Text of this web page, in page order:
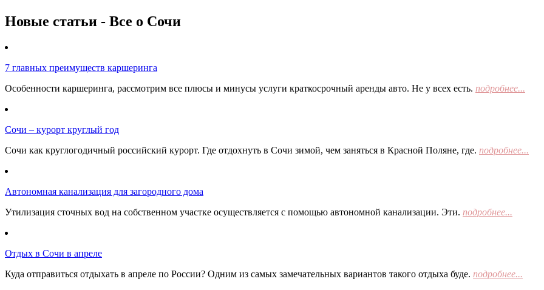
Новые статьи - Все о Сочи
7 главных преимуществ каршеринга
Особенности каршеринга, рассмотрим все плюсы и минусы услуги краткосрочный аренды авто. Не у всех есть. подробнее...
Сочи – курорт круглый год
Сочи как круглогодичный российский курорт. Где отдохнуть в Сочи зимой, чем заняться в Красной Поляне, где. подробнее...
Автономная канализация для загородного дома
Утилизация сточных вод на собственном участке осуществляется с помощью автономной канализации. Эти. подробнее...
Отдых в Сочи в апреле
Куда отправиться отдыхать в апреле по России? Одним из самых замечательных вариантов такого отдыха буде. подробнее...